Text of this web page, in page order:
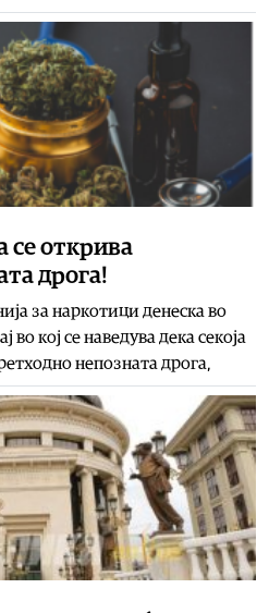
се открива
дрога!
за наркотици денеска во
кој се наведува дека секоја
непозната дрога,